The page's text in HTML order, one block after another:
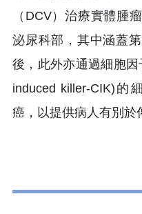
（DCV）治療實體腫
泌尿科部，其中涵蓋
後，此外亦通過細胞
induced killer-CIK)的
癌，以提供病人有別於